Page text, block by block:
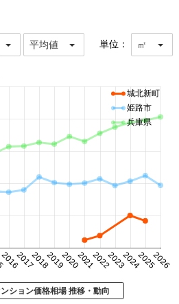
平均値 単位： ㎡
20162017201820192020202120222023202420252026
城北新町
姫路市
兵庫県
ション価格相場 推移・動向